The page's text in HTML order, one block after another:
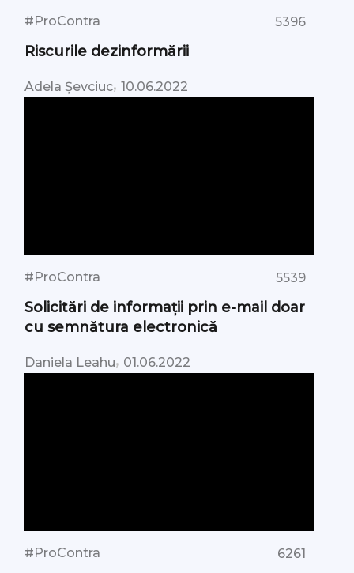
#ProContra 5396
Riscurile dezinformării
Adela Șevciuc,10.06.2022
#ProContra 5539
Solicitări de informații prin e-mail doar
cu semnătura electronică
Daniela Leahu, 01.06.2022
#ProContra 6261